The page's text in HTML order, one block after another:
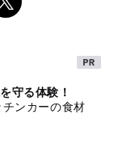
守る体験！
ンカーの食材